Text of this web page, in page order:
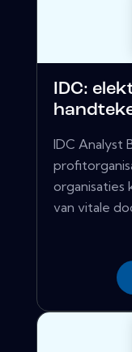
IDC:
IDC Analyst
organisaties
van vitale